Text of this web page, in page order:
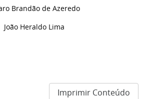
Brandão de Azeredo
João Heraldo Lima
Imprimir Conteúdo